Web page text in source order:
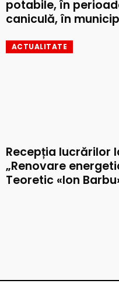
potabile, în
caniculă, în
ACTUALITATE
Recepția lucrărilor
„Renovare
Teoretic «Ion